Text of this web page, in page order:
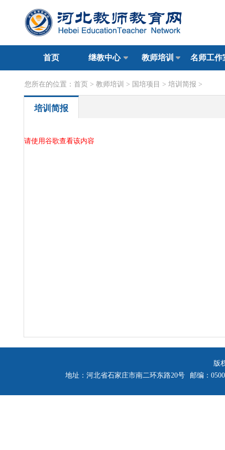
首页 继教中心 教师培训 名师工作
您所在的位置： 首页 > 教师培训 > 国培项目 > 培训简报 >
培训简报
请使用谷歌查看该内容
版
地址：河北省石家庄市南二环东路20号
邮编：